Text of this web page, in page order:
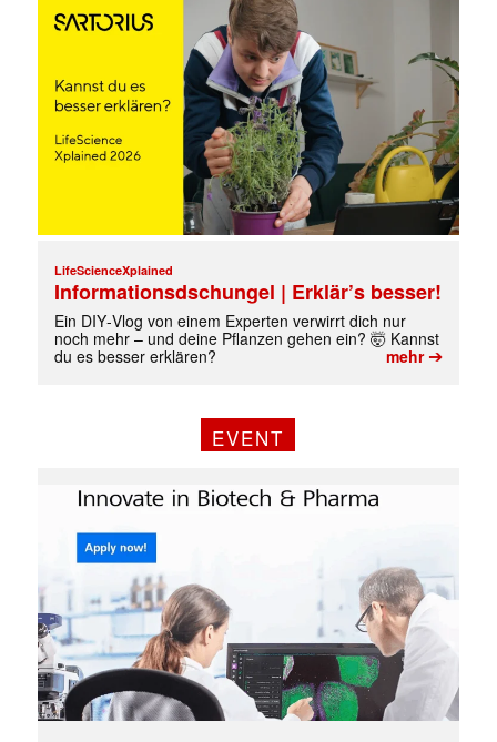
LifeScienceXplained
Informationsdschungel | Erklär’s besser!
Ein DIY‑Vlog von einem Experten verwirrt dich nur
noch mehr – und deine Pflanzen gehen ein? 🤯 Kannst
du es besser erklären?
mehr➔
EVENT